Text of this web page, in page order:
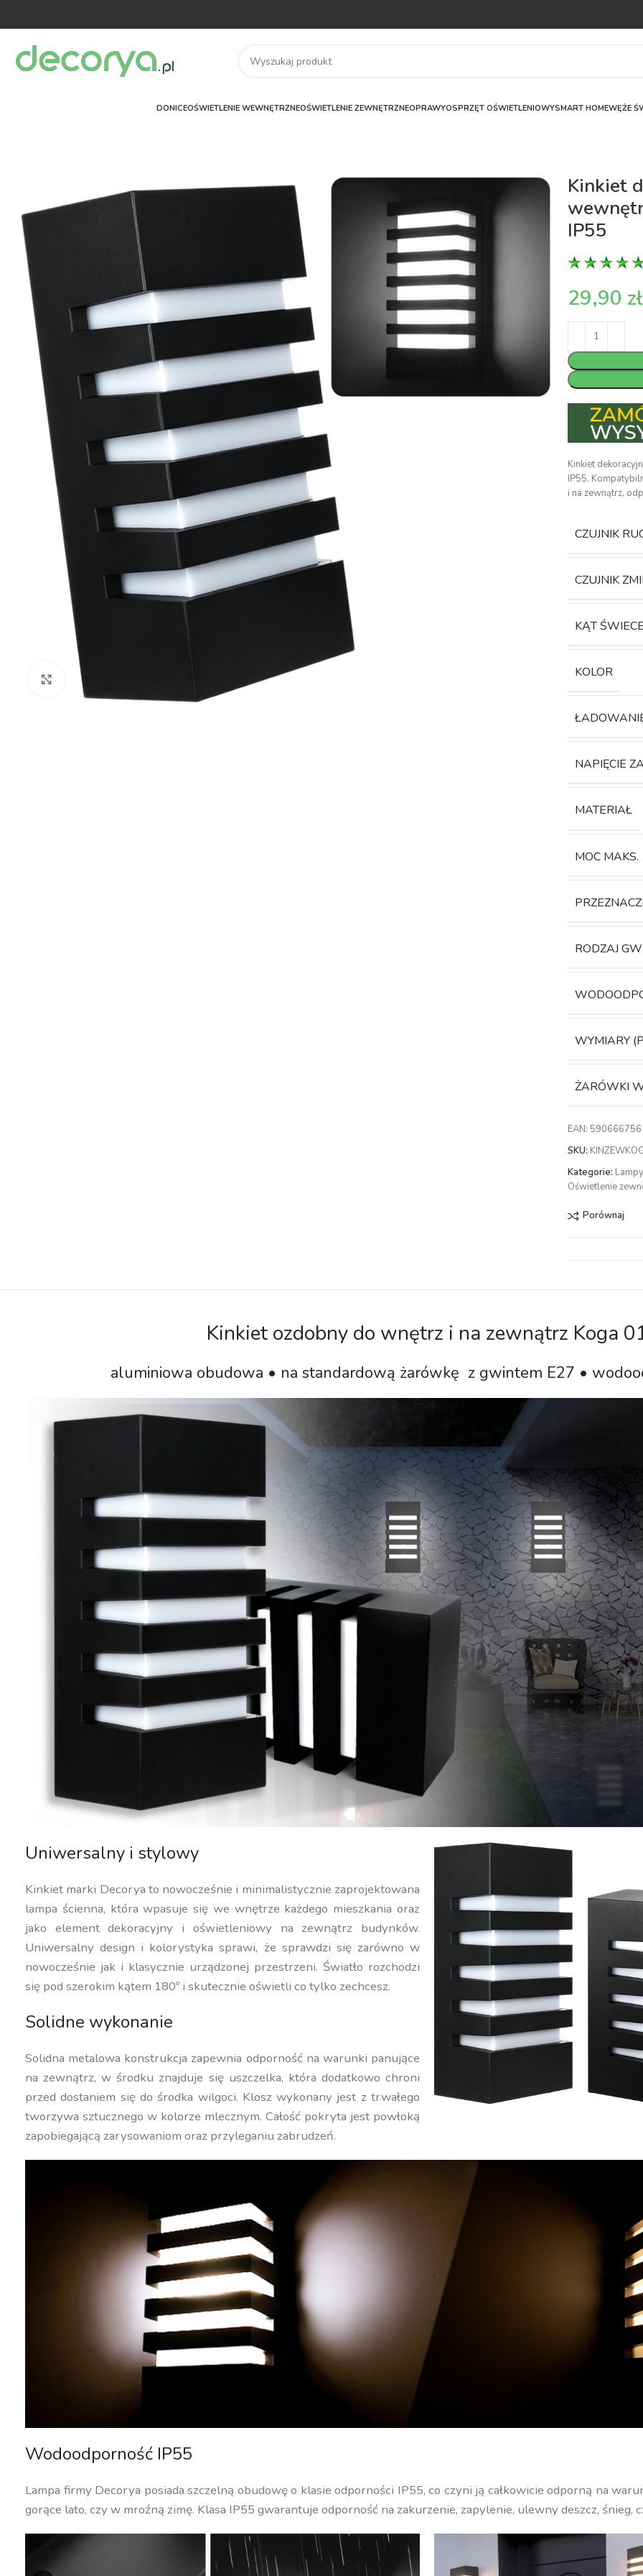
DONICEOŚWIETLENIE WEWNĘTRZNEOŚWIETLENIE ZEWNĘTRZNEOPRAWYOSPRZĘT OŚWIETLENIOWYSMART HOMEWĘŻE
Kliknij aby powiększyć
Kinkiet
IP55
zł
Kinkiet
IP55.
i na zewnątrz,
CZUJNIK
CZUJNIK
KĄT
KOLOR
NAPIĘCIE
MATERIAŁ
MOC MAKS.
RODZAJ
WYMIARY
ŻARÓWKI
EAN:
SKU:
Kategorie:
Oświetlenie
Porównaj
Kinkiet ozdobny do wnętrz i na zewnątrz Koga
aluminiowa obudowa • na standardową żarówkę z gwintem E27 •
Uniwersalny i stylowy
Kinkiet marki Decorya to nowocześnie i minimalistycznie zaprojektowana
lampa ścienna, która wpasuje się we wnętrze każdego mieszkania oraz
jako element dekoracyjny i oświetleniowy na zewnątrz budynków.
Uniwersalny design i kolorystyka sprawi, że sprawdzi się zarówno w
nowocześnie jak i klasycznie urządzonej przestrzeni. Światło rozchodzi
się pod szerokim kątem 180º i skutecznie oświetli co tylko zechcesz.
Solidne wykonanie
Solidna metalowa konstrukcja zapewnia odporność na warunki panujące
na zewnątrz, w środku znajduje się uszczelka, która dodatkowo chroni
przed dostaniem się do środka wilgoci. Klosz wykonany jest z trwałego
tworzywa sztucznego w kolorze mlecznym. Całość pokryta jest powłoką
zapobiegającą zarysowaniom oraz przyleganiu zabrudzeń.
Wodoodporność IP55
Lampa firmy Decorya posiada szczelną obudowę o klasie odporności IP55, co czyni ją całkowicie odporną na
gorące lato, czy w mroźną zimę. Klasa IP55 gwarantuje odporność na zakurzenie, zapylenie, ulewny deszcz, śnieg,